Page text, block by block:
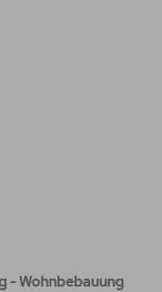
- Wohnbebauung